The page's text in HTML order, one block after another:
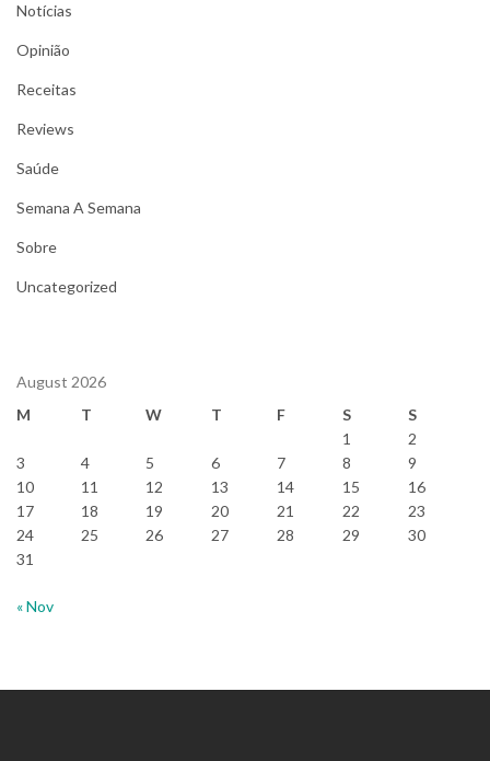
Notícias
Opinião
Receitas
Reviews
Saúde
Semana A Semana
Sobre
Uncategorized
August 2026
M
T W T F S
S
1
2
3
4 5 6 7 8
9
10
11 12 13 14 15
16
17
18 19 20 21 22
23
24
25 26 27 28 29
30
31
« Nov